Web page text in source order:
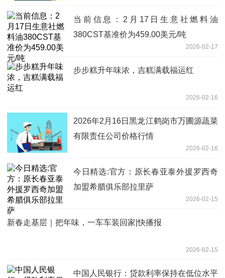
当前信息：2月17日生意社燃料油
380CST基准价为459.00美元/吨
2026-02-17
步步糕升年味浓，吉糕满载福运红
2026-02-16
2026年2月16日黑龙江鹤岗市万圃源蔬菜
有限责任公司价格行情
2026-02-16
今日精选:官方：原长春亚泰外援罗西奇
加盟希腊俱乐部拉里萨
2026-02-15
新春走基层｜把年味，一车车装回家|快播报
2026-02-15
中国人民银行：贷款利率保持在低位水平